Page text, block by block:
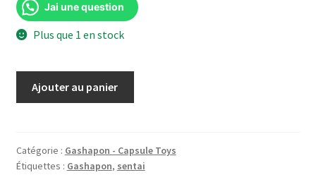
Jai une question
Plus que 1 en stock
Movie
Bandai
Ajouter au panier
Catégorie : Gashapon - Capsule Toys
Étiquettes : Gashapon, sentai